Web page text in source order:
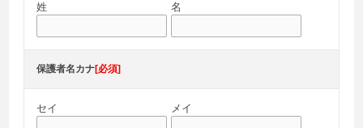
姓 名
保護者名カナ[必須]
セイ メイ